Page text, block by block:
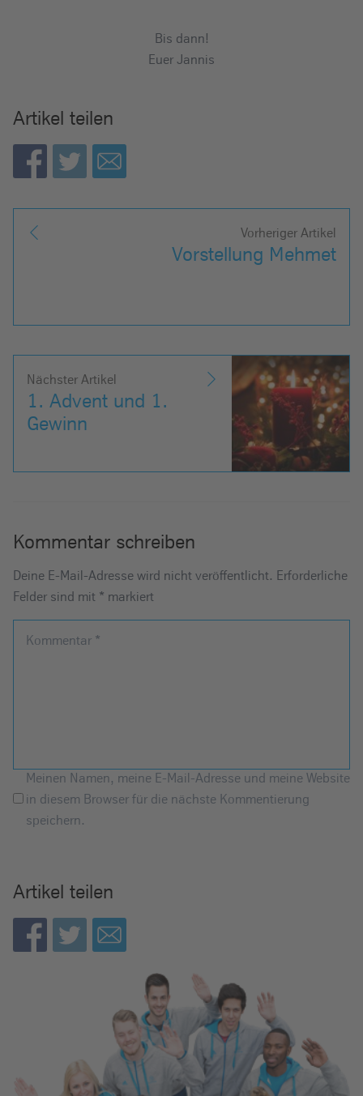
Bis dann!
Euer Jannis
Artikel teilen
Vorheriger Artikel
Vorstellung Mehmet
Nächster Artikel
1. Advent und 1.
Gewinn
Kommentar schreiben
Deine E-Mail-Adresse wird nicht veröffentlicht. Erforderliche
Felder sind mit * markiert
Kommentar *
Meinen Namen, meine E-Mail-Adresse und meine Website
in diesem Browser für die nächste Kommentierung
speichern.
Artikel teilen